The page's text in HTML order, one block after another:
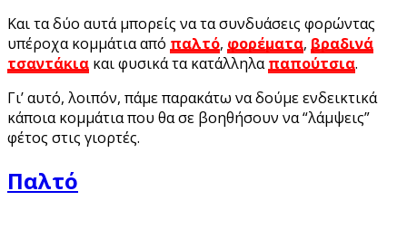
Και τα δύο αυτά μπορείς να τα συνδυάσεις φορώντας
υπέροχα κομμάτια από παλτό, φορέματα, βραδινά
τσαντάκια και φυσικά τα κατάλληλαπαπούτσια.
Γι’ αυτό, λοιπόν, πάμε παρακάτω να δούμε ενδεικτικά
κάποια κομμάτια που θα σε βοηθήσουν να “λάμψεις”
φέτος στις γιορτές.
Παλτό